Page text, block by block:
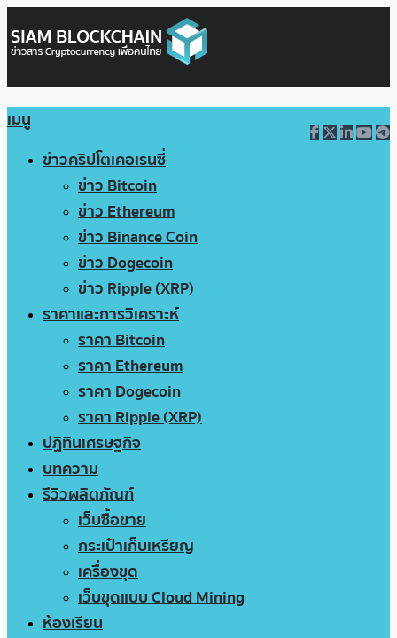
เมนู
ข่าวคริปโตเคอเรนซี่
ข่าว Bitcoin
ข่าว Ethereum
ข่าว Binance Coin
ข่าว Dogecoin
ข่าว Ripple (XRP)
ราคาและการวิเคราะห์
ราคา Bitcoin
ราคา Ethereum
ราคา Dogecoin
ราคา Ripple (XRP)
ปฏิทินเศรษฐกิจ
บทความ
รีวิวผลิตภัณฑ์
เว็บซื้อขาย
กระเป๋าเก็บเหรียญ
เครื่องขุด
เว็บขุดแบบ Cloud Mining
ห้องเรียน